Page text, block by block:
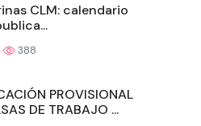
CLM: calendario
388
PROVISIONAL
DE TRABAJO ...